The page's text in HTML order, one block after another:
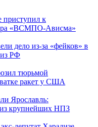
приступил к
«ВСМПО-Ависма»
дело из-за «фейков» в
из РФ
тюрьмой
ракет у США
Ярославль:
из крупнейших НПЗ